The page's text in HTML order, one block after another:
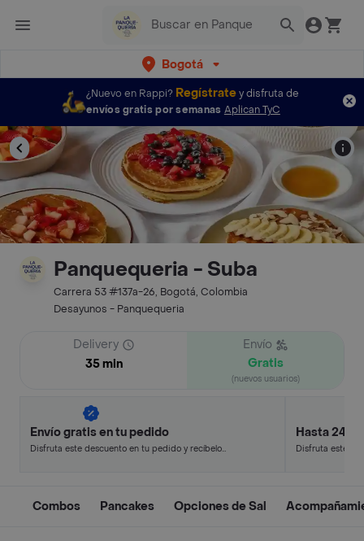
Bogotá
¿Nuevo en Rappi? Regístratey disfruta de
envíos gratis por semanas Aplican TyC
Panquequeria - Suba
Carrera 53 #137a-26, Bogotá, Colombia
Desayunos - Panquequeria
Delivery
35 min
Envío
Gratis
(nuevos usuarios)
Envío gratis en tu pedido
Disfruta este descuento en tu pedido y recíbelo
Hasta 24%
Disfruta este
Combos Pancakes Opciones de Sal